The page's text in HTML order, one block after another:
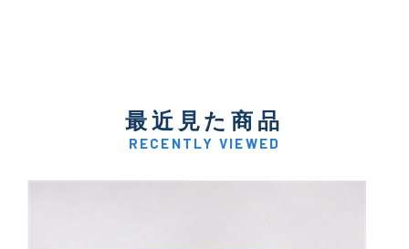
最近見た商品
RECENTLY VIEWED